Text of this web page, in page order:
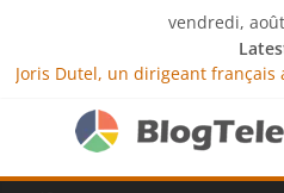
vendredi,
Joris Dutel, un dirigeant
Agria Assurance Animaux :
démarque-t-elle de la
JCA Academy : l’excellence au